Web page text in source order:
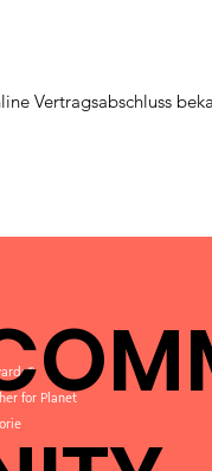
Vertragsabschluss
for Planet